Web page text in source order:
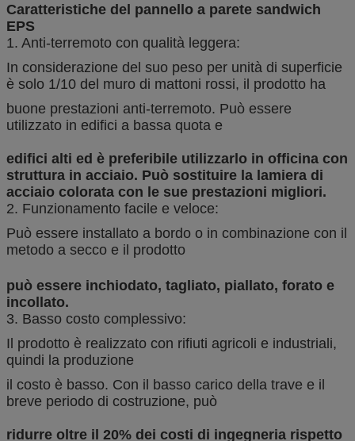
Caratteristiche del pannello a parete sandwich
EPS
1. Anti-terremoto con qualità leggera:
In considerazione del suo peso per unità di superficie
è solo 1/10 del muro di mattoni rossi, il prodotto ha
buone prestazioni anti-terremoto. Può essere
utilizzato in edifici a bassa quota e
edifici alti ed è preferibile utilizzarlo in officina con
struttura in acciaio. Può sostituire la lamiera di
acciaio colorata con le sue prestazioni migliori.
2. Funzionamento facile e veloce:
Può essere installato a bordo o in combinazione con il
metodo a secco e il prodotto
può essere inchiodato, tagliato, piallato, forato e
incollato.
3. Basso costo complessivo:
Il prodotto è realizzato con rifiuti agricoli e industriali,
quindi la produzione
il costo è basso. Con il basso carico della trave e il
breve periodo di costruzione, può
ridurre oltre il 20% dei costi di ingegneria rispetto